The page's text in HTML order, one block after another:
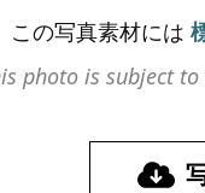
この写真素材には
photo is subject